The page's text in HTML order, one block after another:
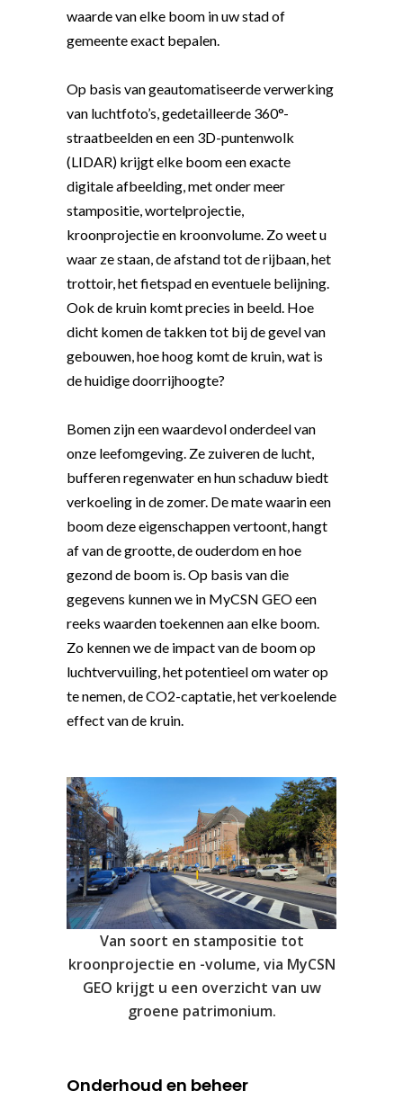
waarde van elke boom in uw stad of
gemeente exact bepalen.
Op basis van geautomatiseerde verwerking
van luchtfoto’s, gedetailleerde 360°-
straatbeelden en een 3D-puntenwolk
(LIDAR) krijgt elke boom een exacte
digitale afbeelding, met onder meer
stampositie, wortelprojectie,
kroonprojectie en kroonvolume. Zo weet u
waar ze staan, de afstand tot de rijbaan, het
trottoir, het fietspad en eventuele belijning.
Ook de kruin komt precies in beeld. Hoe
dicht komen de takken tot bij de gevel van
gebouwen, hoe hoog komt de kruin, wat is
de huidige doorrijhoogte?
Bomen zijn een waardevol onderdeel van
onze leefomgeving. Ze zuiveren de lucht,
bufferen regenwater en hun schaduw biedt
verkoeling in de zomer. De mate waarin een
boom deze eigenschappen vertoont, hangt
af van de grootte, de ouderdom en hoe
gezond de boom is. Op basis van die
gegevens kunnen we in MyCSN GEO een
reeks waarden toekennen aan elke boom.
Zo kennen we de impact van de boom op
luchtvervuiling, het potentieel om water op
te nemen, de CO2-captatie, het verkoelende
effect van de kruin.
Van soort en stampositie tot
kroonprojectie en -volume, via MyCSN
GEO krijgt u een overzicht van uw
groene patrimonium.
Onderhoud en beheer